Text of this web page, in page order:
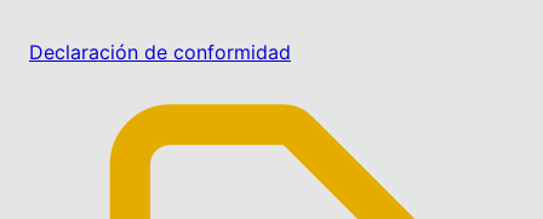
Declaración de conformidad